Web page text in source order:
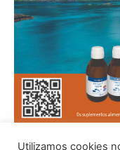
Utilizamos cookies